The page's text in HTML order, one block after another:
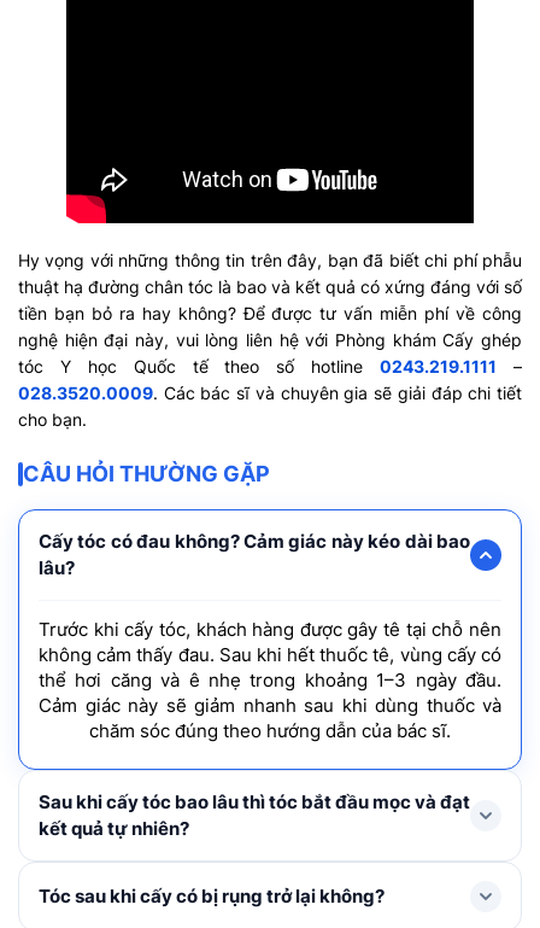
Hy vọng với những thông tin trên đây, bạn đã biết chi phí phẫu
thuật hạ đường chân tóc là bao và kết quả có xứng đáng với số
tiền bạn bỏ ra hay không? Để được tư vấn miễn phí về công
nghệ hiện đại này, vui lòng liên hệ với Phòng khám Cấy ghép
tóc Y học Quốc tế theo số hotline0243.219.1111 –
028.3520.0009. Các bác sĩ và chuyên gia sẽ giải đáp chi tiết
cho bạn.
CÂU HỎI THƯỜNG GẶP
Cấy tóc có đau không? Cảm giác này kéo dài bao
lâu?
Trước khi cấy tóc, khách hàng được gây tê tại chỗ nên
không cảm thấy đau. Sau khi hết thuốc tê, vùng cấy có
thể hơi căng và ê nhẹ trong khoảng 1–3 ngày đầu.
Cảm giác này sẽ giảm nhanh sau khi dùng thuốc và
chăm sóc đúng theo hướng dẫn của bác sĩ.
Sau khi cấy tóc bao lâu thì tóc bắt đầu mọc và đạt
kết quả tự nhiên?
Tóc mới thường rụng shock loss trong 1-3 tháng đầu
Tóc sau khi cấy có bị rụng trở lại không?